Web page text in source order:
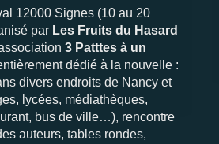
12000 Signes (10 au 20
par Les Fruits du Hasard
3 Patttes à un
dédié à la nouvelle :
divers endroits de Nancy et
lycées, médiathèques,
bus de ville…), rencontre
auteurs, tables rondes,